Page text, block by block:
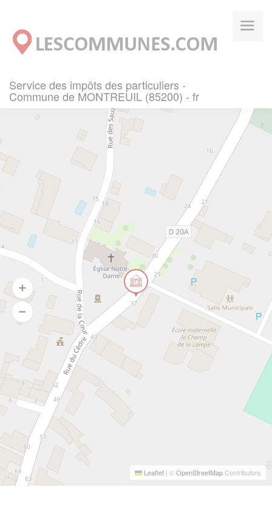
Service des impôts des particuliers -
Commune de MONTREUIL (85200) - fr
Leaflet | ©OpenStreetMapContributors